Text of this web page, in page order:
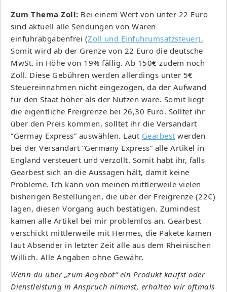
Zum Thema Zoll: Bei einem Wert von unter 22 Euro
sind aktuell alle Sendungen von Waren
einfuhrabgabenfrei (Zoll und Einfuhrumsatzsteuer).
Somit wird ab der Grenze von 22 Euro die deutsche
MwSt. in Höhe von 19% fällig. Ab 150€ zudem noch
Zoll. Diese Gebühren werden allerdings unter 5€
Steuereinnahmen nicht eingezogen, da der Aufwand
für den Staat höher als der Nutzen wäre. Somit liegt
die eigentliche Freigrenze bei 26,30 Euro. Solltet ihr
über den Preis kommen, solltet ihr die Versandart
“Germay Express” auswählen. Laut Gearbest werden
bei der Versandart “Germany Express” alle Artikel in
England versteuert und verzollt. Somit habt ihr, falls
Gearbest sich an die Aussagen hält, damit keine
Probleme. Ich kann von meinen mittlerweile vielen
bisherigen Bestellungen, die über der Freigrenze (22€)
lagen, diesen Vorgang auch bestätigen. Zumindest
kamen alle Artikel bei mir problemlos an. Gearbest
verschickt mittlerweile mit Hermes, die Pakete kamen
laut Absender in letzter Zeit alle aus dem Rheinischen
Willich. Alle Angaben ohne Gewähr.
Wenn du über „zum Angebot“ ein Produkt kaufst oder
Dienstleistung in Anspruch nimmst, erhalten wir oftmals